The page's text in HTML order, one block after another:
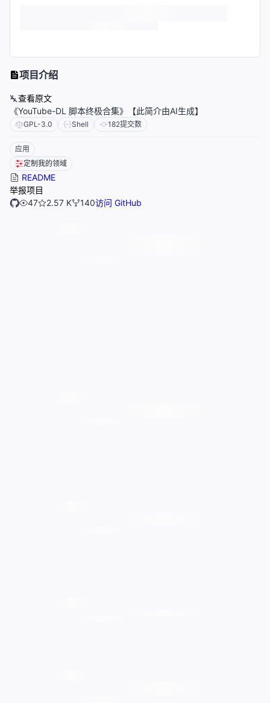
项目介绍
查看原文
《YouTube-DL 脚本终极合集》【此简介由AI生成】
GPL-3.0 Shell 182提交数
应用
定制我的领域
README
举报项目
47
2.57 K 140访问 GitHub